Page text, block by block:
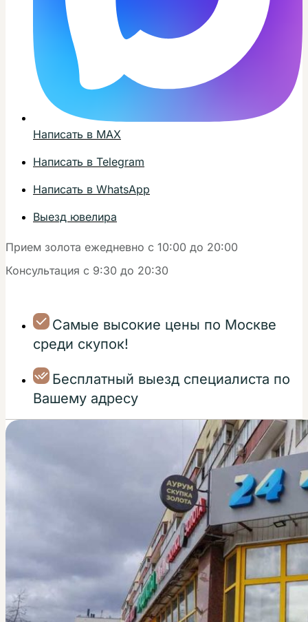
Написать в MAX
Написать в Telegram
Написать в WhatsApp
Выезд ювелира
Прием золота ежедневно с 10:00 до 20:00
Консультация с 9:30 до 20:30
Самые высокие цены по Москве
среди скупок!
Бесплатный выезд специалиста по
Вашему адресу